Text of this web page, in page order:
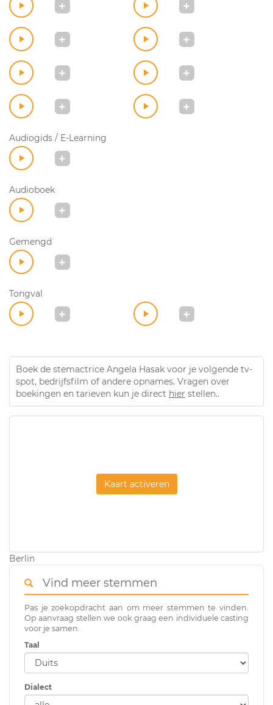
Audiogids / E-Learning
Audioboek
Gemengd
Tongval
Boek de stemactrice Angela Hasak voor je volgende tv-
spot, bedrijfsfilm of andere opnames. Vragen over
boekingen en tarieven kun je direct hier stellen..
Kaart activeren
Berlin
Vind meer stemmen
Pas je zoekopdracht aan om meer stemmen te vinden.
Op aanvraag stellen we ook graag een individuele casting
voor je samen.
Taal
Dialect